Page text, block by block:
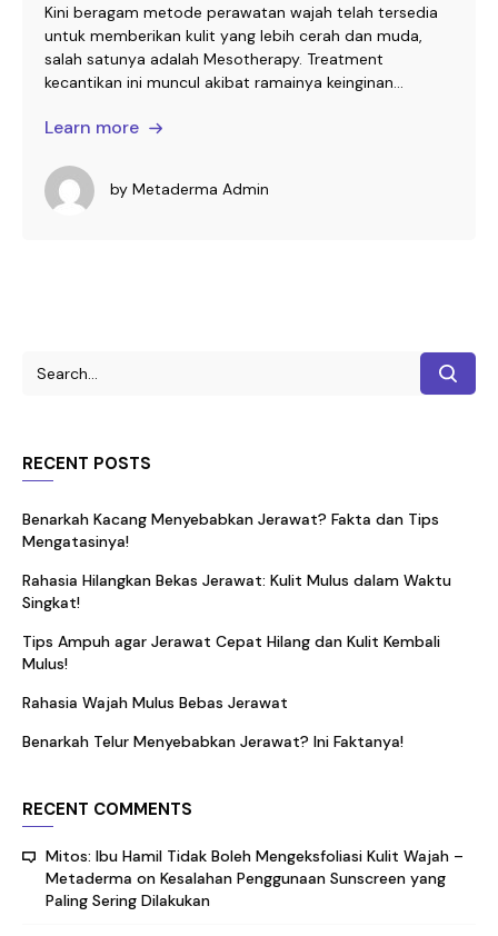
Kini beragam metode perawatan wajah telah tersedia
untuk memberikan kulit yang lebih cerah dan muda,
salah satunya adalah Mesotherapy. Treatment
kecantikan ini muncul akibat ramainya keinginan...
Learn more
by Metaderma Admin
RECENT POSTS
Benarkah Kacang Menyebabkan Jerawat? Fakta dan Tips
Mengatasinya!
Rahasia Hilangkan Bekas Jerawat: Kulit Mulus dalam Waktu
Singkat!
Tips Ampuh agar Jerawat Cepat Hilang dan Kulit Kembali
Mulus!
Rahasia Wajah Mulus Bebas Jerawat
Benarkah Telur Menyebabkan Jerawat? Ini Faktanya!
RECENT COMMENTS
Mitos: Ibu Hamil Tidak Boleh Mengeksfoliasi Kulit Wajah –
Metaderma on Kesalahan Penggunaan Sunscreen yang
Paling Sering Dilakukan